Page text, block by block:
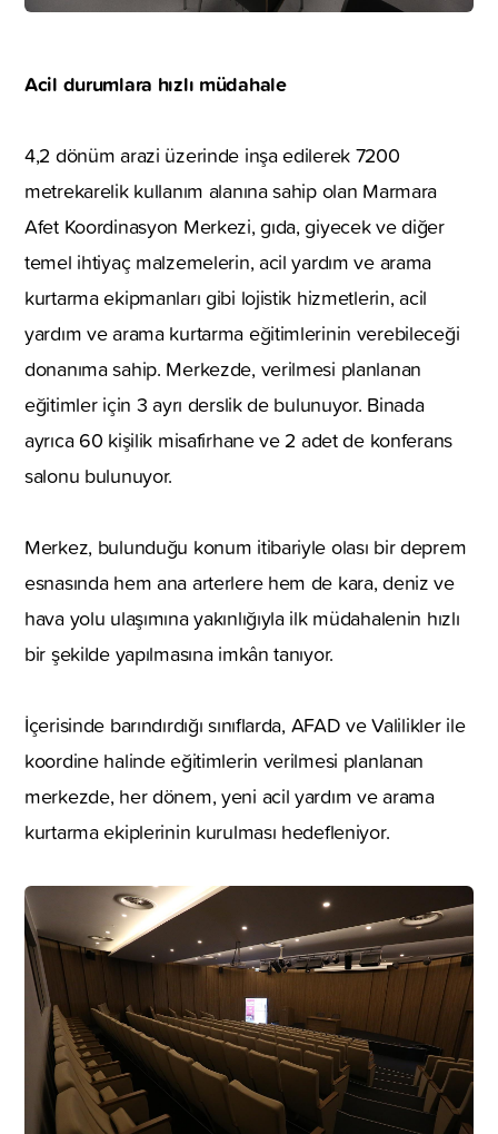
Acil durumlara hızlı müdahale
4,2 dönüm arazi üzerinde inşa edilerek 7200
metrekarelik kullanım alanına sahip olan Marmara
Afet Koordinasyon Merkezi, gıda, giyecek ve diğer
temel ihtiyaç malzemelerin, acil yardım ve arama
kurtarma ekipmanları gibi lojistik hizmetlerin, acil
yardım ve arama kurtarma eğitimlerinin verebileceği
donanıma sahip. Merkezde, verilmesi planlanan
eğitimler için 3 ayrı derslik de bulunuyor. Binada
ayrıca 60 kişilik misafirhane ve 2 adet de konferans
salonu bulunuyor.
Merkez, bulunduğu konum itibariyle olası bir deprem
esnasında hem ana arterlere hem de kara, deniz ve
hava yolu ulaşımına yakınlığıyla ilk müdahalenin hızlı
bir şekilde yapılmasına imkân tanıyor.
İçerisinde barındırdığı sınıflarda, AFAD ve Valilikler ile
koordine halinde eğitimlerin verilmesi planlanan
merkezde, her dönem, yeni acil yardım ve arama
kurtarma ekiplerinin kurulması hedefleniyor.